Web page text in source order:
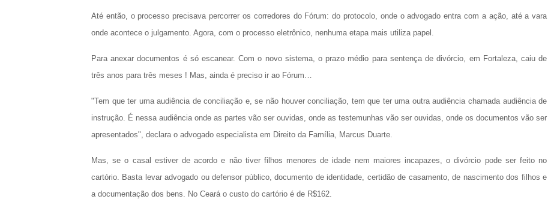
Até então, o processo precisava percorrer os corredores do Fórum: do protocolo, onde o advogado entra com a ação, até a vara
onde acontece o julgamento. Agora, com o processo eletrônico, nenhuma etapa mais utiliza papel.
Para anexar documentos é só escanear. Com o novo sistema, o prazo médio para sentença de divórcio, em Fortaleza, caiu de
três anos para três meses ! Mas, ainda é preciso ir ao Fórum…
"Tem que ter uma audiência de conciliação e, se não houver conciliação, tem que ter uma outra audiência chamada audiência de
instrução. É nessa audiência onde as partes vão ser ouvidas, onde as testemunhas vão ser ouvidas, onde os documentos vão ser
apresentados", declara o advogado especialista em Direito da Família, Marcus Duarte.
Mas, se o casal estiver de acordo e não tiver filhos menores de idade nem maiores incapazes, o divórcio pode ser feito no
cartório. Basta levar advogado ou defensor público, documento de identidade, certidão de casamento, de nascimento dos filhos e
a documentação dos bens. No Ceará o custo do cartório é de R$162.